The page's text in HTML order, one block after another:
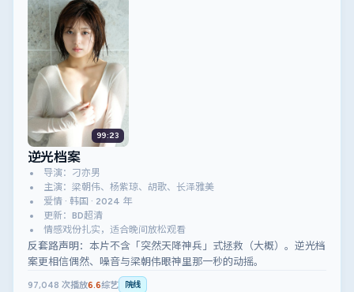
99:23
逆光档案
导演：刁亦男
主演：梁朝伟、杨紫琼、胡歌、长泽雅美
爱情 · 韩国 · 2024 年
更新：BD超清
情感戏份扎实，适合晚间放松观看
反套路声明：本片不含「突然天降神兵」式拯救（大概）。逆光档
案更相信偶然、噪音与梁朝伟眼神里那一秒的动摇。
97,048 次播放6.6综艺 院线